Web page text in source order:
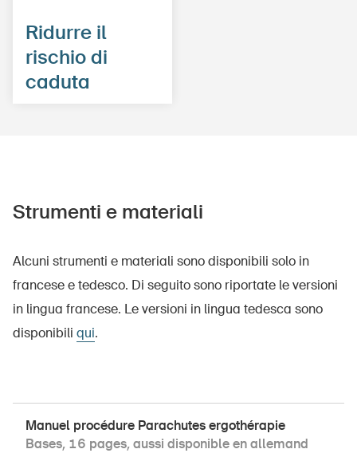
Ridurre il
rischio di
caduta
Strumenti e materiali
Alcuni strumenti e materiali sono disponibili solo in
francese e tedesco. Di seguito sono riportate le versioni
in lingua francese. Le versioni in lingua tedesca sono
disponibili qui.
Manuel procédure Parachutes ergothérapie
Bases, 16 pages, aussi disponible en allemand